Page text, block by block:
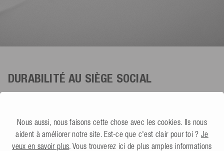
DURABILITÉ AU SIÈGE SOCIAL
rendre notre site nettement plus neutre sur le plan climatique. Nos
dernières acquisitions comprennent une installation de chauffage
Nous aussi, nous faisons cette chose avec les cookies. Ils nous
aident à améliorer notre site. Est-ce que c'est clair pour toi ?Je
veux en savoir plus. Vous trouverez ici de plus amples informations